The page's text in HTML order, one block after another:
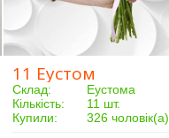
11 Еустом
Склад:
Еустома
Кількість:
11 шт.
Купили:
326 чоловік(а)